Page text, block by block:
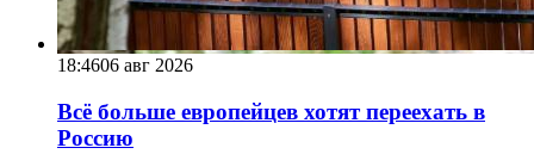
18:4606 авг 2026
Всё больше европейцев хотят переехать в
Россию